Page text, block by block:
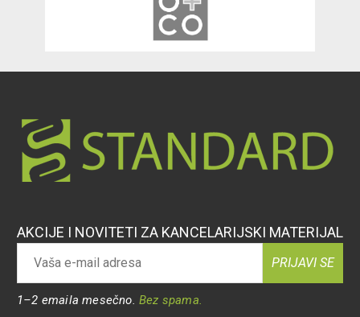
AKCIJE I NOVITETI ZA KANCELARIJSKI MATERIJAL
PRIJAVI SE
1–2 emaila mesečno. Bez spama.